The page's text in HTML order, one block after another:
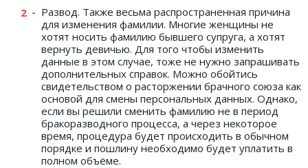
Развод. Также весьма распространенная причина
для изменения фамилии. Многие женщины не
хотят носить фамилию бывшего супруга, а хотят
вернуть девичью. Для того чтобы изменить
данные в этом случае, тоже не нужно запрашивать
дополнительных справок. Можно обойтись
свидетельством о расторжении брачного союза как
основой для смены персональных данных. Однако,
если вы решили сменить фамилию не в период
бракоразводного процесса, а через некоторое
время, процедура будет происходить в обычном
порядке и пошлину необходимо будет уплатить в
полном объёме.